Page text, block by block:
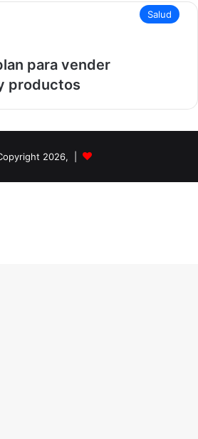
Salud
para vender
productos
2026, |